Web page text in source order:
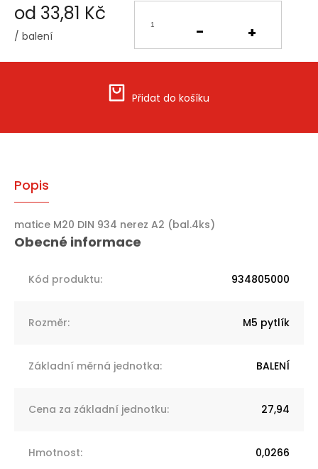
od 33,81 Kč
/ balení
cena:
Přidat do košíku
Popis
matice M20 DIN 934 nerez A2 (bal.4ks)
Kód produktu: 934805000
Rozměr: M5 pytlík
Základní měrná jednotka: BALENÍ
Cena za základní jednotku: 27,94
Hmotnost: 0,0266